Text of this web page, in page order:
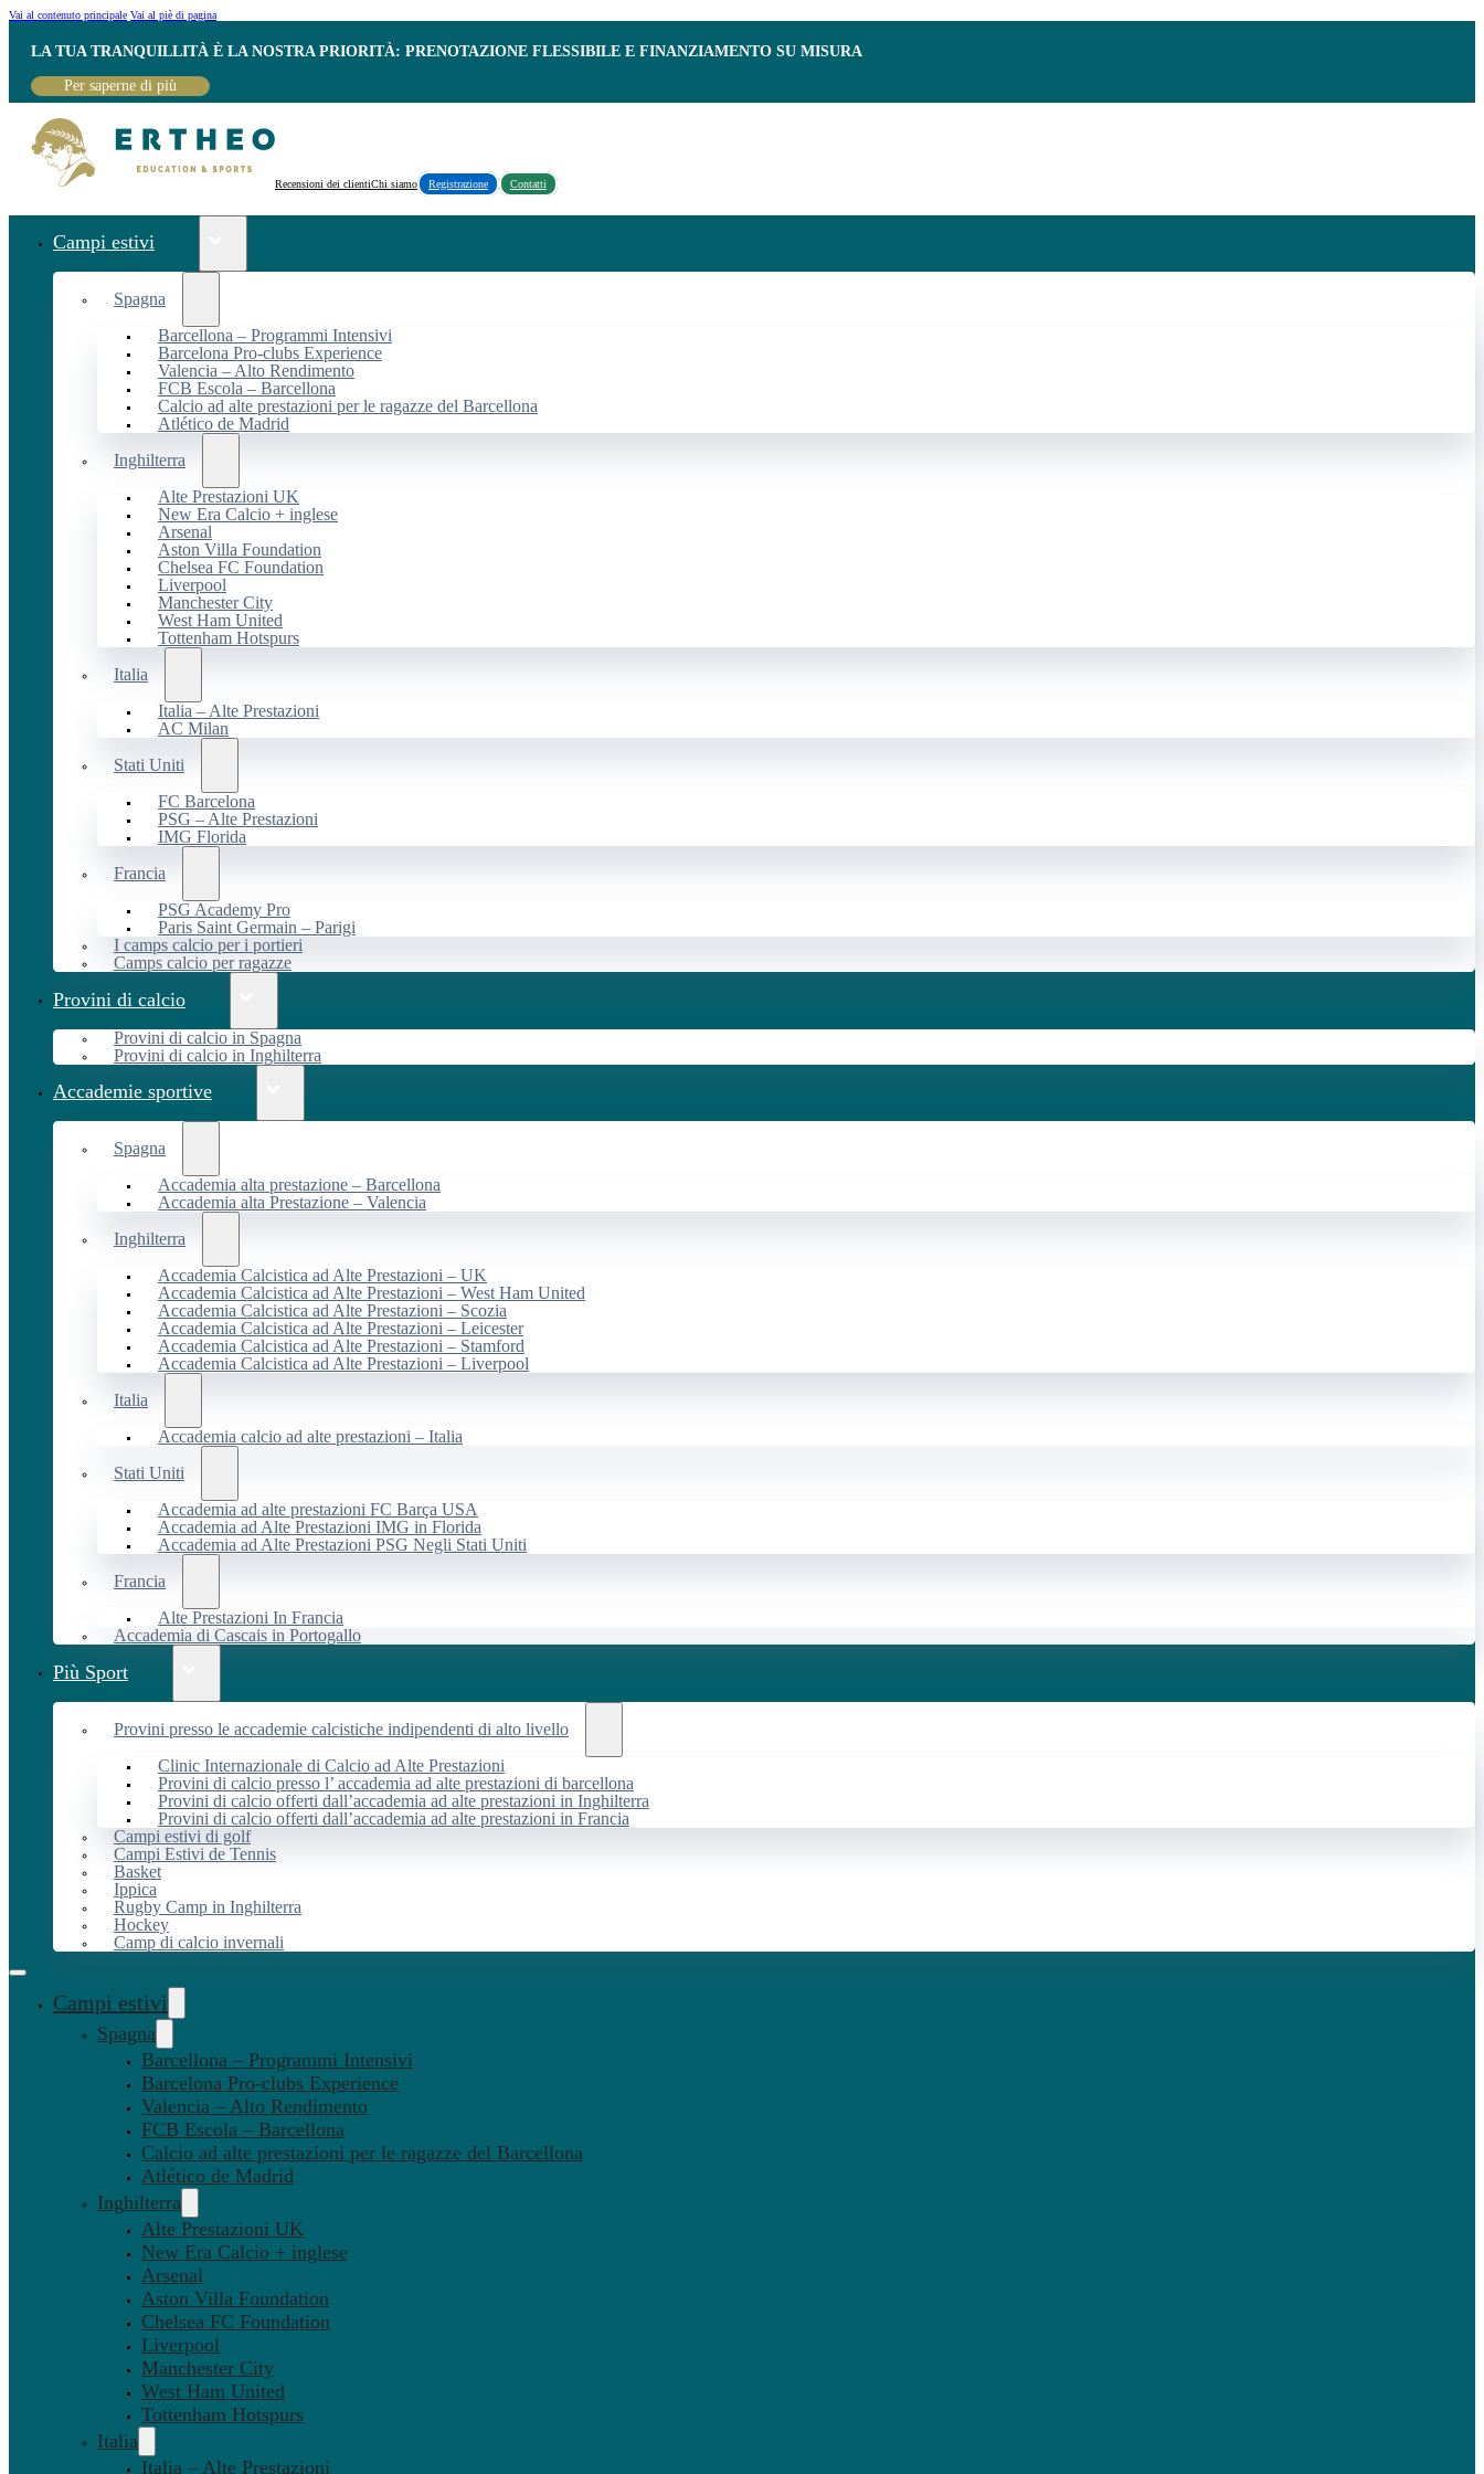
Vai al contenuto principale Vai al piè di pagina
LA TUA TRANQUILLITÀ È LA NOSTRA PRIORITÀ: PRENOTAZIONE FLESSIBILE E FINANZIAMENTO SU MISURA
Per saperne di più
Recensioni dei clientiChi siamo Registrazione Contatti
Campi estivi
Spagna
Barcellona – Programmi Intensivi
Barcelona Pro-clubs Experience
Valencia – Alto Rendimento
FCB Escola – Barcellona
Calcio ad alte prestazioni per le ragazze del Barcellona
Atlético de Madrid
Inghilterra
Alte Prestazioni UK
New Era Calcio + inglese
Arsenal
Aston Villa Foundation
Chelsea FC Foundation
Liverpool
Manchester City
West Ham United
Tottenham Hotspurs
Italia
Italia – Alte Prestazioni
AC Milan
Stati Uniti
FC Barcelona
PSG – Alte Prestazioni
IMG Florida
Francia
PSG Academy Pro
Paris Saint Germain – Parigi
I camps calcio per i portieri
Camps calcio per ragazze
Provini di calcio
Provini di calcio in Spagna
Provini di calcio in Inghilterra
Accademie sportive
Spagna
Accademia alta prestazione – Barcellona
Accademia alta Prestazione – Valencia
Inghilterra
Accademia Calcistica ad Alte Prestazioni – UK
Accademia Calcistica ad Alte Prestazioni – West Ham United
Accademia Calcistica ad Alte Prestazioni – Scozia
Accademia Calcistica ad Alte Prestazioni – Leicester
Accademia Calcistica ad Alte Prestazioni – Stamford
Accademia Calcistica ad Alte Prestazioni – Liverpool
Italia
Accademia calcio ad alte prestazioni – Italia
Stati Uniti
Accademia ad alte prestazioni FC Barça USA
Accademia ad Alte Prestazioni IMG in Florida
Accademia ad Alte Prestazioni PSG Negli Stati Uniti
Francia
Alte Prestazioni In Francia
Accademia di Cascais in Portogallo
Più Sport
Provini presso le accademie calcistiche indipendenti di alto livello
Clinic Internazionale di Calcio ad Alte Prestazioni
Provini di calcio presso l’ accademia ad alte prestazioni di barcellona
Provini di calcio offerti dall’accademia ad alte prestazioni in Inghilterra
Provini di calcio offerti dall’accademia ad alte prestazioni in Francia
Campi estivi di golf
Campi Estivi de Tennis
Basket
Ippica
Rugby Camp in Inghilterra
Hockey
Camp di calcio invernali
Campi estivi
Spagna
Barcellona – Programmi Intensivi
Barcelona Pro-clubs Experience
Valencia – Alto Rendimento
FCB Escola – Barcellona
Calcio ad alte prestazioni per le ragazze del Barcellona
Atlético de Madrid
Inghilterra
Alte Prestazioni UK
New Era Calcio + inglese
Arsenal
Aston Villa Foundation
Chelsea FC Foundation
Liverpool
Manchester City
West Ham United
Tottenham Hotspurs
Italia
Italia – Alte Prestazioni